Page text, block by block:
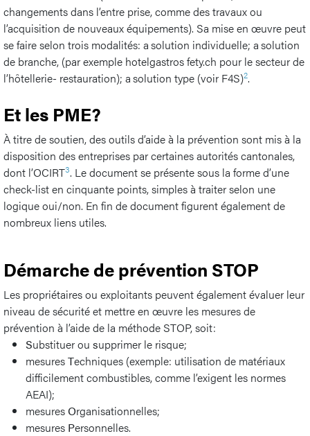
changements dans l’entre prise, comme des travaux ou
l’acquisition de nouveaux équipements). Sa mise en œuvre peut
se faire selon trois modalités: a solution individuelle; a solution
de branche, (par exemple hotelgastros fety.ch pour le secteur de
l’hôtellerie- restauration); a solution type (voir F4S)2.
Et les PME?
À titre de soutien, des outils d’aide à la prévention sont mis à la
disposition des entreprises par certaines autorités cantonales,
dont l’OCIRT3. Le document se présente sous la forme d’une
check-list en cinquante points, simples à traiter selon une
logique oui/non. En fin de document figurent également de
nombreux liens utiles.
Démarche de prévention STOP
Les propriétaires ou exploitants peuvent également évaluer leur
niveau de sécurité et mettre en œuvre les mesures de
prévention à l’aide de la méthode STOP, soit:
Substituer ou supprimer le risque;
mesuresTechniques (exemple: utilisation de matériaux
difficilement combustibles, comme l’exigent les normes
AEAI);
mesuresOrganisationnelles;
mesures Personnelles.